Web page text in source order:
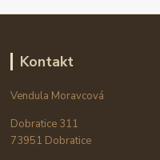
Kontakt
Vendula Moravcová
Dobratice 311
73951 Dobratice